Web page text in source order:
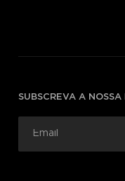
SUBSCREVA A NOSSA